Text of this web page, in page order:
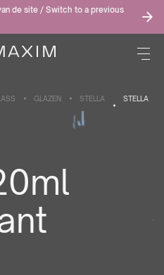
de site / Switch to a previous
GLAZEN STELLA
STELLA